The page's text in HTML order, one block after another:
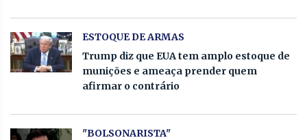
ESTOQUE DE ARMAS
Trump diz que EUA tem amplo estoque de
munições e ameaça prender quem
afirmar o contrário
"BOLSONARISTA"